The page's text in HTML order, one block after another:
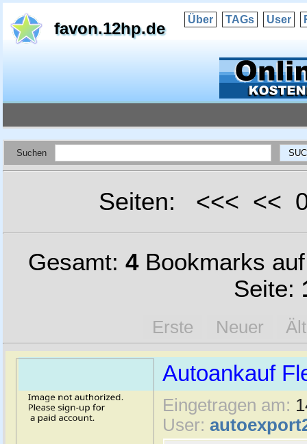
favon.12hp.de Über TAGs User
Suchen
Seiten: <<< <<
Gesamt: 4Bookmarks
Seite:
Erste Neuer
Autoankauf
Eingetragen am:
User: